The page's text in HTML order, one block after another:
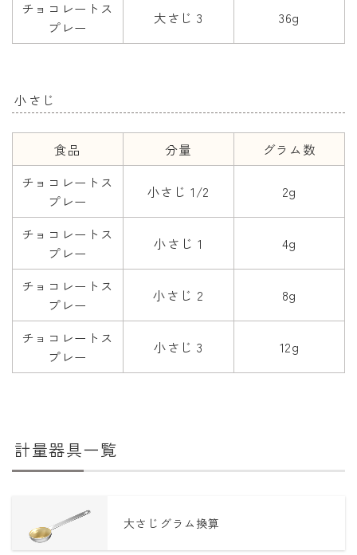
チョコレートス
プレー
大さじ 3 36g
小さじ
食品 分量
グラム数
チョコレートス
プレー
小さじ 1/2 2g
チョコレートス
プレー
小さじ 1 4g
チョコレートス
プレー
小さじ 2 8g
チョコレートス
プレー
小さじ 3 12g
計量器具一覧
大さじグラム換算